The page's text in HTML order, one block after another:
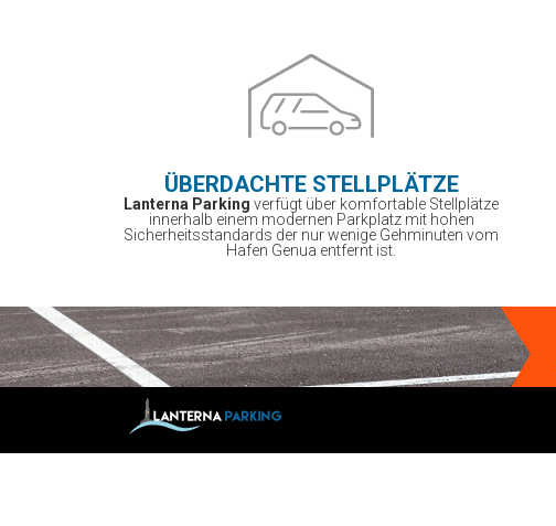
ÜBERDACHTE STELLPLÄTZE
Lanterna Parking verfügt über komfortable Stellplätze
innerhalb einem modernen Parkplatz mit hohen
Sicherheitsstandards der nur wenige Gehminuten vom
Hafen Genua entfernt ist.